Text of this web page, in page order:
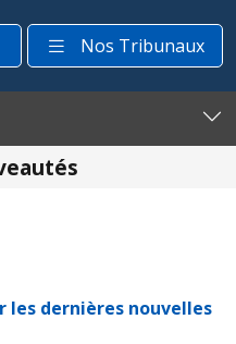
Nos Tribunaux
les dernières nouvelles